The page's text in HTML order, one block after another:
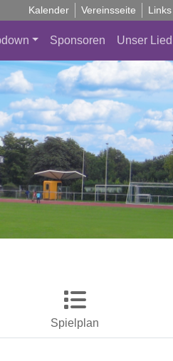
Kalender Vereinsseite Links
Sponsoren Unser Lied
Spielplan